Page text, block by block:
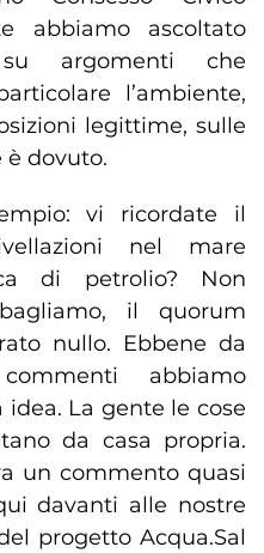
abbiamo ascoltato
argomenti che
l’ambiente,
legittime, sulle
è dovuto.
vi ricordate il
nel mare
di petrolio? Non
il quorum
nullo. Ebbene da
abbiamo
La gente le cose
da casa propria.
un commento quasi
davanti alle nostre
progetto Acqua.Sal